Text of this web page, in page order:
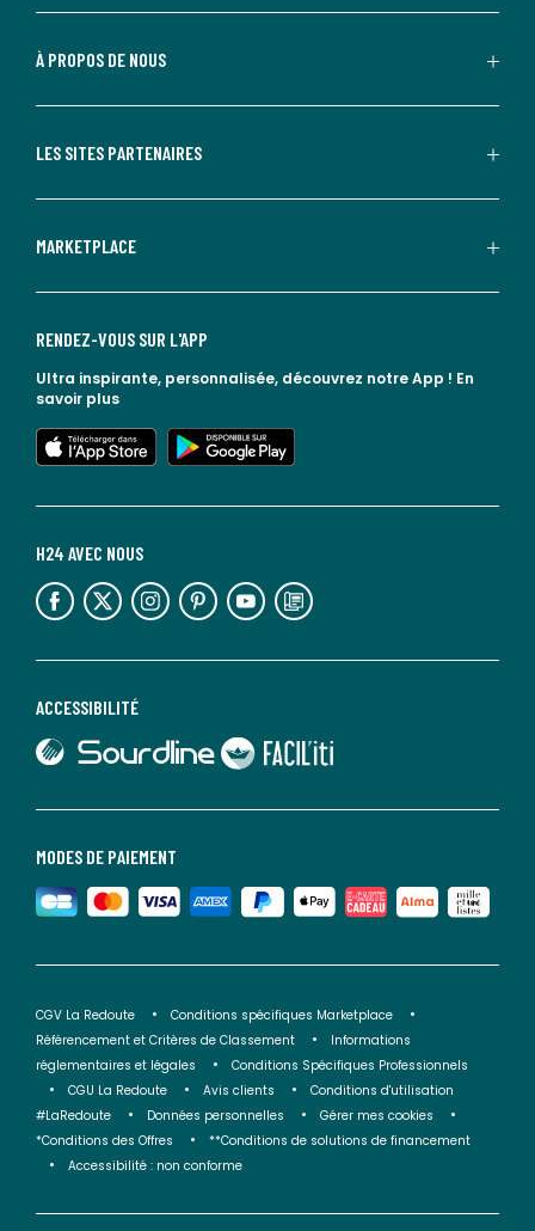
À PROPOS DE NOUS
LES SITES PARTENAIRES
MARKETPLACE
MODES DE PAIEMENT
ACCESSIBILITÉ
lien vers Sourdline
lien vers Faciliti
H24 AVEC NOUS
lien vers l'espace réseaux sociaux lien vers l'espace réseaux sociaux lien vers l'espace réseaux sociaux lien vers l'espace réseaux sociaux lien vers l'espace réseaux sociaux lien vers le blog la redoute
RENDEZ-VOUS SUR L'APP
Ultra inspirante, personnalisée, découvrez notre App ! En
savoir plus
lien vers l'app store
lien vers google play
CGV La Redoute
Conditions spécifiques Marketplace
Référencement et Critères de Classement
Informations
réglementaires et légales
Conditions Spécifiques Professionnels
CGU La Redoute
Avis clients
Conditions d'utilisation
#LaRedoute
Données personnelles
Gérer mes cookies
*Conditions des Offres
**Conditions de solutions de financement
Accessibilité : non conforme